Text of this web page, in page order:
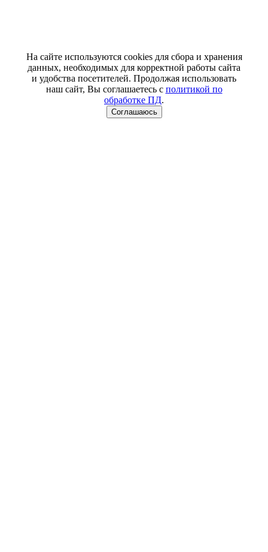
На сайте используются cookies для сбора и хранения
данных, необходимых для корректной работы сайта
и удобства посетителей. Продолжая использовать
наш сайт, Вы соглашаетесь с политикой по
обработке ПД.
Соглашаюсь